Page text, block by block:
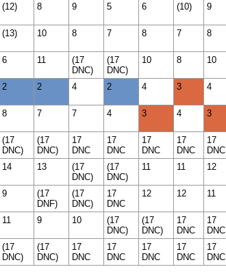
(12) 8 9 5 6 (10) 9
(13) 10 8 7 8 7 8
6 11
(17
DNC)
(17
DNC)
10 8 10
2 2 4 2 4 3 4
8 7 7 4 3 4 3
(17
DNC)
(17
DNC)
17
DNC
17
DNC
17
DNC
17
DNC
17
DNC
14 13
(17
DNC)
(17
DNC)
11 11 12
9
(17
DNF)
(17
DNC)
17
DNC
12 12 11
11 9 10
(17
DNC)
(17
DNC)
17
DNC
17
DNC
(17
DNC)
(17
DNC)
17
DNC
17
DNC
17
DNC
17
DNC
17
DNC